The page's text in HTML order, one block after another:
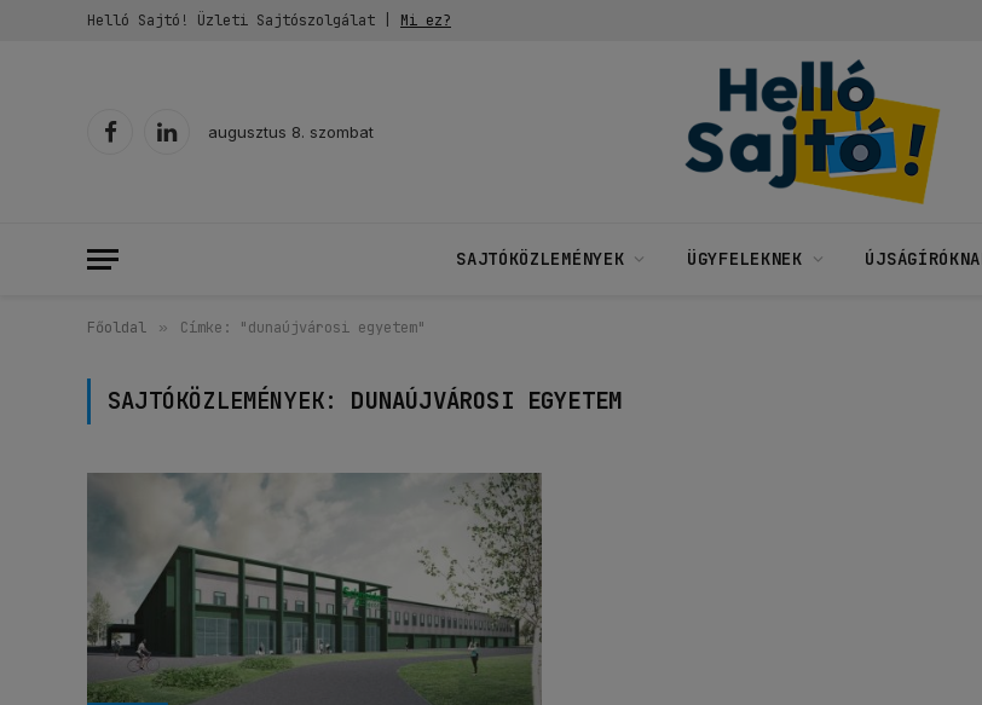
Helló Sajtó! Üzleti Sajtószolgálat | Mi ez?
FacebookLinkedIn
augusztus 8. szombat
SAJTÓKÖZLEMÉNYEK ÜGYFELEKNEK
Főoldal » Címke: "dunaújvárosi egyetem"
SAJTÓKÖZLEMÉNYEK: DUNAÚJVÁROSI EGYETEM